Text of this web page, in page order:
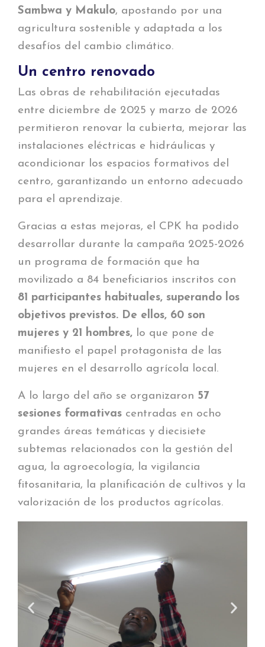
Sambwa y Makulo, apostando por una
agricultura sostenible y adaptada a los
desafíos del cambio climático.
Un centro renovado
Las obras de rehabilitación ejecutadas
entre diciembre de 2025 y marzo de 2026
permitieron renovar la cubierta, mejorar las
instalaciones eléctricas e hidráulicas y
acondicionar los espacios formativos del
centro, garantizando un entorno adecuado
para el aprendizaje.
Gracias a estas mejoras, el CPK ha podido
desarrollar durante la campaña 2025-2026
un programa de formación que ha
movilizado a 84 beneficiarios inscritos con
81 participantes habituales, superando los
objetivos previstos. De ellos, 60 son
mujeres y 21 hombres, lo que pone de
manifiesto el papel protagonista de las
mujeres en el desarrollo agrícola local.
A lo largo del año se organizaron 57
sesiones formativas centradas en ocho
grandes áreas temáticas y diecisiete
subtemas relacionados con la gestión del
agua, la agroecología, la vigilancia
fitosanitaria, la planificación de cultivos y la
valorización de los productos agrícolas.